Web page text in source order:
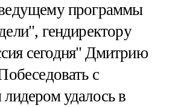
программы
гендиректору
сегодня" Дмитрию
с
удалось в